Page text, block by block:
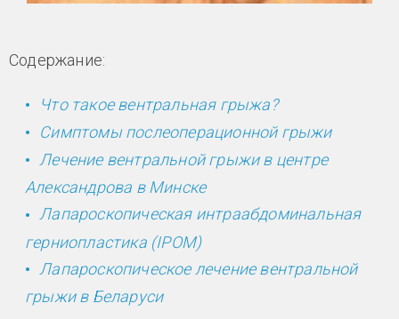
Содержание:
Что такое вентральная грыжа?
Симптомы послеоперационной грыжи
Лечение вентральной грыжи в центре
Александрова в Минске
Лапароскопическая интраабдоминальная
герниопластика (IPOM)
Лапароскопическое лечение вентральной
грыжи в Беларуси